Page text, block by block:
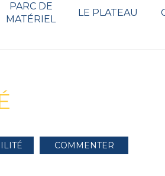
PARC DE
MATÉRIEL
LE PLATEAU
COMMENTER